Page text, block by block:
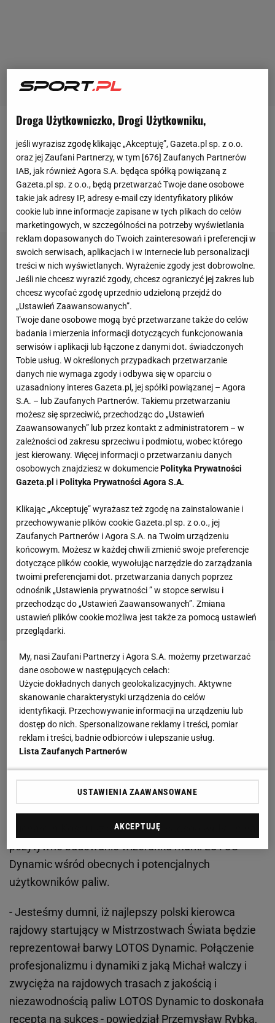
w sezonie 2010 Michał Kościuszko i Maciek
Szczepaniak w Mistrzostwach Świata będą
reprezentować zespół pod nazwą Dynamic World
Rally Team.
Jan Kościuszko, Prezes KlubuSportowego
powiedział - Jesteśmy zaszczyceni mogąc
reprezentować jeden z największychpolskich
koncernów paliwowych na arenie międzynarodowej.
Dynamic to silna marka utożsamiana zarówno z
mocą i lepszymi osiągami silników jak również
dynamiką rajdów samochodowych. Jestem
przekonany, iż planowana długofalowa współpraca z
Michałem Kościuszko w istotny sposób wpłynie na
pozytywne budowanie wizerunku marki LOTOS
Dynamic wśród obecnych i potencjalnych
użytkowników paliw.
- Jesteśmy dumni, iż najlepszy polski kierowca
rajdowy startujący w Mistrzostwach Świata będzie
reprezentował barwy LOTOS Dynamic. Połączenie
profesjonalizmu i dynamiki z jaką Michał walczy i
zwycięża na rajdowych trasach z jakością i
niezawodnością paliw LOTOS Dynamic to doskonała
recepta na sukces - powiedział Przemysław Rybka,
Droga Użytkowniczko, Drogi Użytkowniku,
jeśli wyrazisz zgodę klikając „Akceptuję”, Gazeta.pl sp. z o.o.
oraz jej Zaufani Partnerzy, w tym [676] Zaufanych Partnerów
IAB, jak również Agora S.A. będąca spółką powiązaną z
Gazeta.pl sp. z o.o., będą przetwarzać Twoje dane osobowe
takie jak adresy IP, adresy e-mail czy identyfikatory plików
cookie lub inne informacje zapisane w tych plikach do celów
marketingowych, w szczególności na potrzeby wyświetlania
reklam dopasowanych do Twoich zainteresowań i preferencji w
swoich serwisach, aplikacjach i w Internecie lub personalizacji
treści w nich wyświetlanych. Wyrażenie zgody jest dobrowolne.
Jeśli nie chcesz wyrazić zgody, chcesz ograniczyć jej zakres lub
chcesz wycofać zgodę uprzednio udzieloną przejdź do
„Ustawień Zaawansowanych”.
Twoje dane osobowe mogą być przetwarzane także do celów
badania i mierzenia informacji dotyczących funkcjonowania
serwisów i aplikacji lub łączone z danymi dot. świadczonych
Tobie usług. W określonych przypadkach przetwarzanie
danych nie wymaga zgody i odbywa się w oparciu o
uzasadniony interes Gazeta.pl, jej spółki powiązanej – Agora
S.A. – lub Zaufanych Partnerów. Takiemu przetwarzaniu
możesz się sprzeciwić, przechodząc do „Ustawień
Zaawansowanych” lub przez kontakt z administratorem – w
zależności od zakresu sprzeciwu i podmiotu, wobec którego
jest kierowany. Więcej informacji o przetwarzaniu danych
osobowych znajdziesz w dokumenciePolityka Prywatności
Gazeta.pl iPolityka Prywatności Agora S.A.
Klikając „Akceptuję” wyrażasz też zgodę na zainstalowanie i
przechowywanie plików cookie Gazeta.pl sp. z o.o., jej
Zaufanych Partnerów i Agora S.A. na Twoim urządzeniu
końcowym. Możesz w każdej chwili zmienić swoje preferencje
dotyczące plików cookie, wywołując narzędzie do zarządzania
twoimi preferencjami dot. przetwarzania danych poprzez
odnośnik „Ustawienia prywatności ” w stopce serwisu i
przechodząc do „Ustawień Zaawansowanych”. Zmiana
ustawień plików cookie możliwa jest także za pomocą ustawień
przeglądarki.
My, nasi Zaufani Partnerzy i Agora S.A. możemy przetwarzać
dane osobowe w następujących celach:
Użycie dokładnych danych geolokalizacyjnych. Aktywne
skanowanie charakterystyki urządzenia do celów
identyfikacji. Przechowywanie informacji na urządzeniu lub
dostęp do nich. Spersonalizowane reklamy i treści, pomiar
reklam i treści, badnie odbiorców i ulepszanie usług.
Lista Zaufanych Partnerów
USTAWIENIA ZAAWANSOWANE
AKCEPTUJĘ